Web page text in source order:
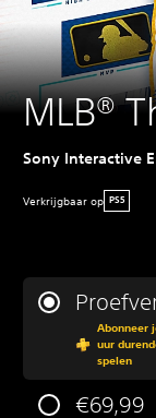
MLB®
Sony Interactive
Verkrijgbaar op PS5
Abonneer
uur
spelen
€69,99